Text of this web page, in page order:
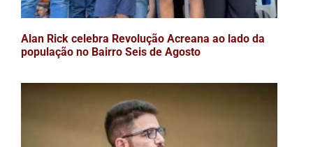
Alan Rick celebra Revolução Acreana ao lado da
população no Bairro Seis de Agosto